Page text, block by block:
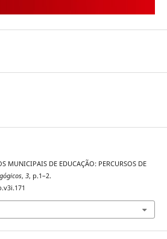
MUNICIPAIS DE EDUCAÇÃO: PERCURSOS DE
, 3, p.1–2.